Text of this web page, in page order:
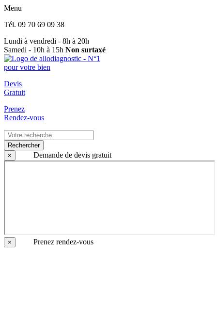
Menu
Tél. 09 70 69 09 38
Lundi à vendredi - 8h à 20h
Samedi - 10h à 15h Non surtaxé
Devis
Gratuit
Prenez
Rendez-vous
Rechercher
×
Demande de devis gratuit
× Prenez rendez-vous